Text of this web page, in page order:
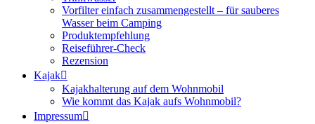
Vorfilter einfach zusammengestellt – für sauberes
Wasser beim Camping
Produktempfehlung
Reiseführer-Check
Rezension
Kajak
Kajakhalterung auf dem Wohnmobil
Wie kommt das Kajak aufs Wohnmobil?
Impressum